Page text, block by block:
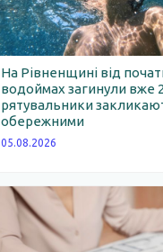
На Рівненщині від
водоймах загинули вже
рятувальники
обережними
05.08.2026